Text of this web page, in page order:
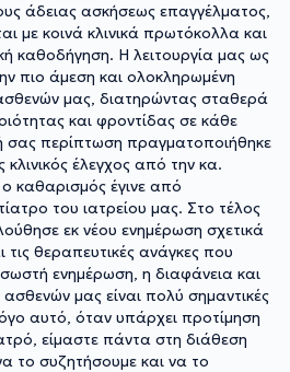
άδειας ασκήσεως επαγγέλματος,
με κοινά κλινικά πρωτόκολλα και
καθοδήγηση. Η λειτουργία μας ως
πιο άμεση και ολοκληρωμένη
μας, διατηρώντας σταθερά
και φροντίδας σε κάθε
σας περίπτωση πραγματοποιήθηκε
κλινικός έλεγχος από την κα.
καθαρισμός έγινε από
του ιατρείου μας. Στο τέλος
εκ νέου ενημέρωση σχετικά
θεραπευτικές ανάγκες που
ενημέρωση, η διαφάνεια και
μας είναι πολύ σημαντικές
αυτό, όταν υπάρχει προτίμηση
είμαστε πάντα στη διάθεση
το συζητήσουμε και να το